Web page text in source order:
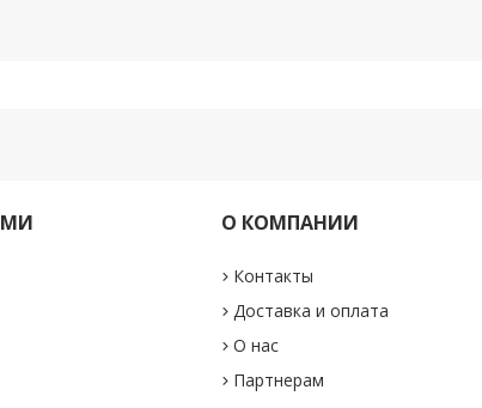
О КОМПАНИИ
Контакты
Доставка и оплата
О нас
Партнерам